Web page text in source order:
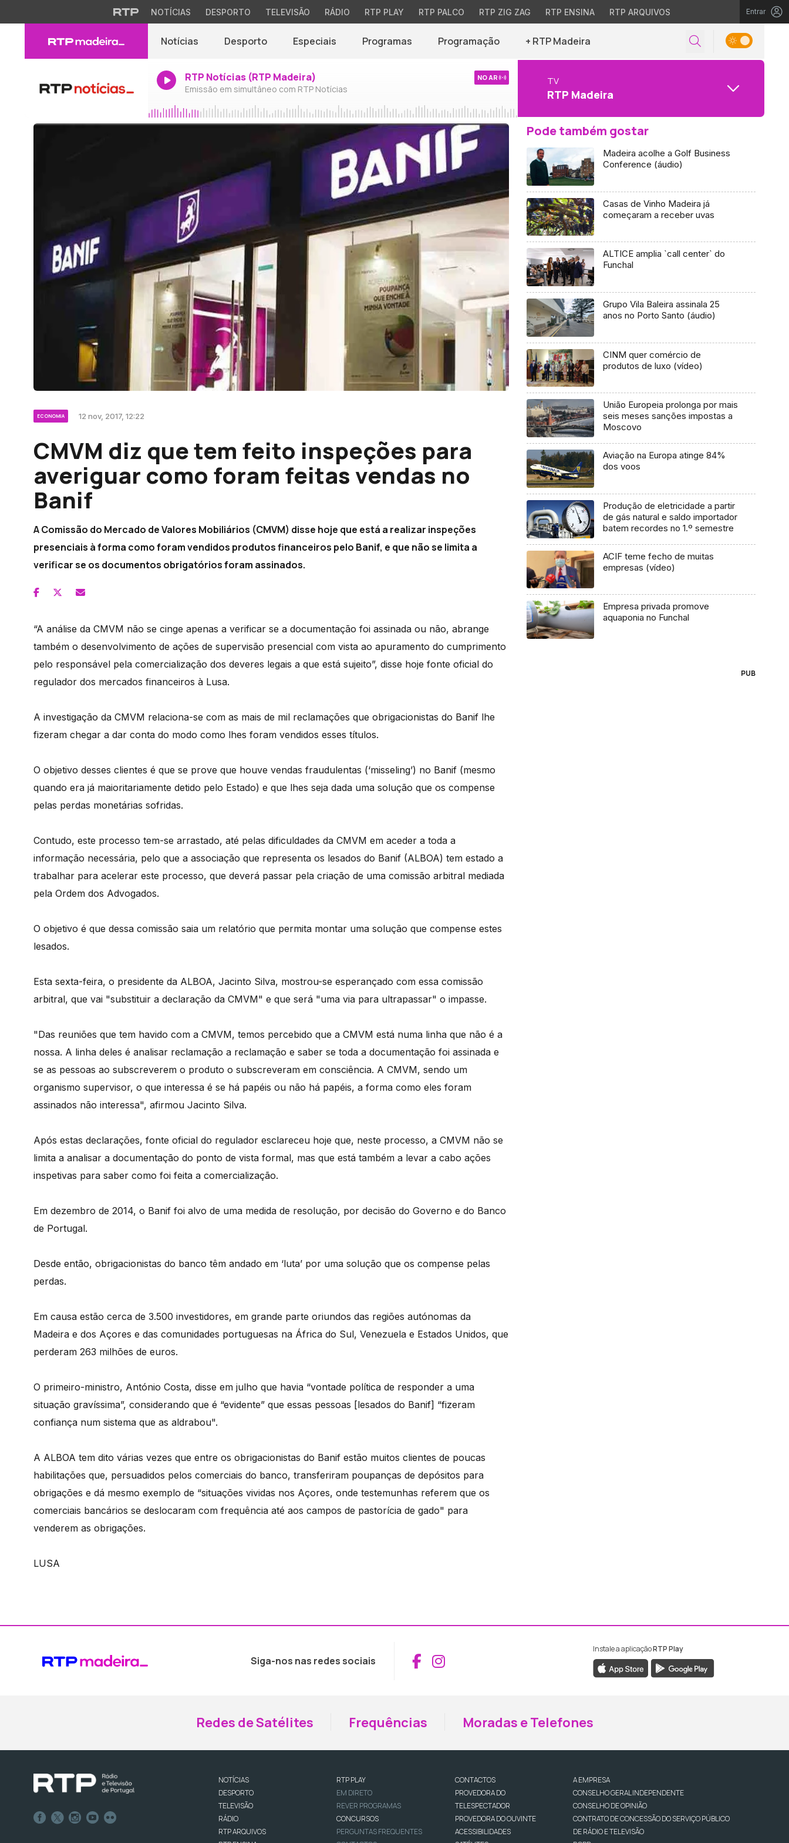
NOTÍCIAS DESPORTO TELEVISÃO RÁDIO RTP PLAY RTP PALCO RTP ZIG ZAG RTP ENSINA RTP ARQUIVOS Entrar
Notícias Desporto Especiais Programas Programação + RTP Madeira
RTP Notícias (RTP Madeira)
Emissão em simultâneo com RTP Notícias
NO AR TV
RTP Madeira
ECONOMIA 12 nov, 2017, 12:22
CMVM diz que tem feito inspeções para
averiguar como foram feitas vendas no
Banif
A Comissão do Mercado de Valores Mobiliários (CMVM) disse hoje que está a realizar inspeções
presenciais à forma como foram vendidos produtos financeiros pelo Banif, e que não se limita a
verificar se os documentos obrigatórios foram assinados.
“A análise da CMVM não se cinge apenas a verificar se a documentação foi assinada ou não, abrange
também o desenvolvimento de ações de supervisão presencial com vista ao apuramento do cumprimento
pelo responsável pela comercialização dos deveres legais a que está sujeito”, disse hoje fonte oficial do
regulador dos mercados financeiros à Lusa.
A investigação da CMVM relaciona-se com as mais de mil reclamações que obrigacionistas do Banif lhe
fizeram chegar a dar conta do modo como lhes foram vendidos esses títulos.
O objetivo desses clientes é que se prove que houve vendas fraudulentas (‘misseling’) no Banif (mesmo
quando era já maioritariamente detido pelo Estado) e que lhes seja dada uma solução que os compense
pelas perdas monetárias sofridas.
Contudo, este processo tem-se arrastado, até pelas dificuldades da CMVM em aceder a toda a
informação necessária, pelo que a associação que representa os lesados do Banif (ALBOA) tem estado a
trabalhar para acelerar este processo, que deverá passar pela criação de uma comissão arbitral mediada
pela Ordem dos Advogados.
O objetivo é que dessa comissão saia um relatório que permita montar uma solução que compense estes
lesados.
Esta sexta-feira, o presidente da ALBOA, Jacinto Silva, mostrou-se esperançado com essa comissão
arbitral, que vai "substituir a declaração da CMVM" e que será "uma via para ultrapassar" o impasse.
"Das reuniões que tem havido com a CMVM, temos percebido que a CMVM está numa linha que não é a
nossa. A linha deles é analisar reclamação a reclamação e saber se toda a documentação foi assinada e
se as pessoas ao subscreverem o produto o subscreveram em consciência. A CMVM, sendo um
organismo supervisor, o que interessa é se há papéis ou não há papéis, a forma como eles foram
assinados não interessa", afirmou Jacinto Silva.
Após estas declarações, fonte oficial do regulador esclareceu hoje que, neste processo, a CMVM não se
limita a analisar a documentação do ponto de vista formal, mas que está também a levar a cabo ações
inspetivas para saber como foi feita a comercialização.
Em dezembro de 2014, o Banif foi alvo de uma medida de resolução, por decisão do Governo e do Banco
de Portugal.
Desde então, obrigacionistas do banco têm andado em ‘luta’ por uma solução que os compense pelas
perdas.
Em causa estão cerca de 3.500 investidores, em grande parte oriundos das regiões autónomas da
Madeira e dos Açores e das comunidades portuguesas na África do Sul, Venezuela e Estados Unidos, que
perderam 263 milhões de euros.
O primeiro-ministro, António Costa, disse em julho que havia “vontade política de responder a uma
situação gravíssima”, considerando que é “evidente” que essas pessoas [lesados do Banif] “fizeram
confiança num sistema que as aldrabou".
A ALBOA tem dito várias vezes que entre os obrigacionistas do Banif estão muitos clientes de poucas
habilitações que, persuadidos pelos comerciais do banco, transferiram poupanças de depósitos para
obrigações e dá mesmo exemplo de “situações vividas nos Açores, onde testemunhas referem que os
comerciais bancários se deslocaram com frequência até aos campos de pastorícia de gado" para
venderem as obrigações.
LUSA
Pode também gostar
Madeira acolhe a Golf Business
Conference (áudio)
Casas de Vinho Madeira já
começaram a receber uvas
ALTICE amplia `call center` do
Funchal
Grupo Vila Baleira assinala 25
anos no Porto Santo (áudio)
CINM quer comércio de
produtos de luxo (vídeo)
União Europeia prolonga por mais
seis meses sanções impostas a
Moscovo
Aviação na Europa atinge 84%
dos voos
Produção de eletricidade a partir
de gás natural e saldo importador
batem recordes no 1.º semestre
ACIF teme fecho de muitas
empresas (vídeo)
Empresa privada promove
aquaponia no Funchal
PUB
Siga-nos nas redes sociais Aceder ao Facebook da RTP Madeira
Aceder ao Instagram da RTP Madeira
Instale a aplicaçãoRTP Play
Redes de Satélites Frequências Moradas e Telefones
NOTÍCIAS
DESPORTO
TELEVISÃO
RÁDIO
RTP ARQUIVOS
RTP PLAY
EM DIRETO
REVER PROGRAMAS
CONCURSOS
PERGUNTAS FREQUENTES
CONTACTOS
PROVEDORA DO
TELESPECTADOR
PROVEDORA DO OUVINTE
ACESSIBILIDADES
A EMPRESA
CONSELHO GERAL INDEPENDENTE
CONSELHO DE OPINIÃO
CONTRATO DE CONCESSÃO DO SERVIÇO PÚBLICO
DE RÁDIO E TELEVISÃO